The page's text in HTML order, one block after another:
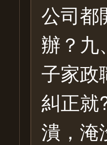
公司都
辦？九
子家政
糾正就
潰，淹